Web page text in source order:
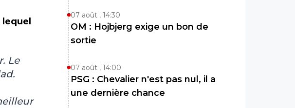
Le
07 août , 14:30
OM : Hojbjerg exige un bon de
sortie
07 août , 14:00
PSG : Chevalier n'est pas nul, il a
une dernière chance